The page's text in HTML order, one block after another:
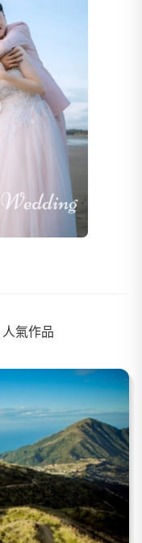
人氣作品